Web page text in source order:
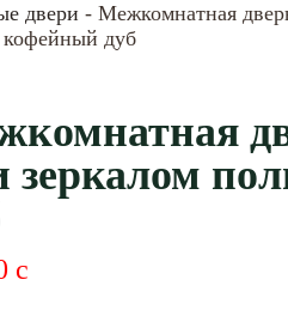
двери - Межкомнатная
кофейный дуб
зеркалом
c